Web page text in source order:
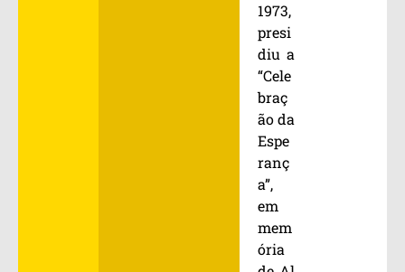
1973,
presi
diu a
“Cele
braç
ão da
Espe
ranç
a”,
em
mem
ória